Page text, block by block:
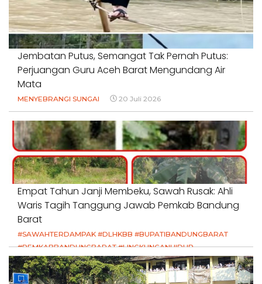
Jembatan Putus, Semangat Tak Pernah Putus:
Perjuangan Guru Aceh Barat Mengundang Air
Mata
MENYEBRANGI SUNGAI 20 Juli 2026
Empat Tahun Janji Membeku, Sawah Rusak: Ahli
Waris Tagih Tanggung Jawab Pemkab Bandung
Barat
#SAWAHTERDAMPAK #DLHKBB #BUPATIBANDUNGBARAT
#PEMKABBANDUNGBARAT #LINGKUNGANHIDUP
#HAKPETANI #KEADILANUNTUKPETANI
#NORMALISASISALURAN #IRIGASIRUSAK